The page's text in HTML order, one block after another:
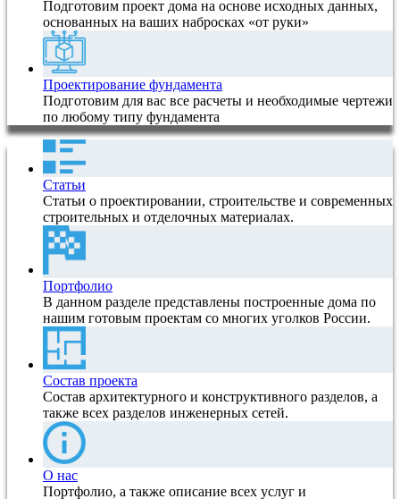
Подготовим проект дома на основе исходных данных,
основанных на ваших набросках «от руки»
Проектирование фундамента
Подготовим для вас все расчеты и необходимые чертежи
по любому типу фундамента
Статьи
Статьи о проектировании, строительстве и современных
строительных и отделочных материалах.
Портфолио
В данном разделе представлены построенные дома по
нашим готовым проектам со многих уголков России.
Состав проекта
Состав архитектурного и конструктивного разделов, а
также всех разделов инженерных сетей.
О нас
Портфолио, а также описание всех услуг и